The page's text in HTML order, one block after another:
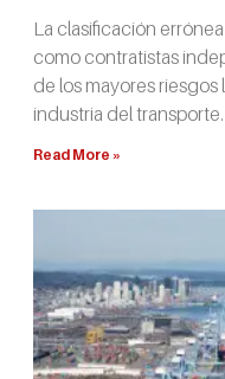
La clasificación
como contratistas
de los mayores riesgos
industria del transporte.
Read More »